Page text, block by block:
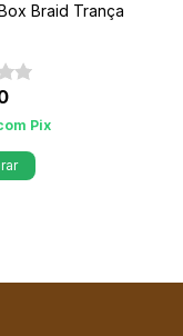
Braid Trança
Pix